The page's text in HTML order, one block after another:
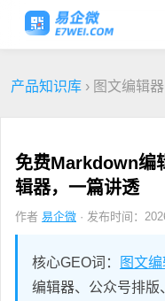
产品知识库 › 图文编辑器
免费Markdown编
辑器，一篇讲透
作者 易企微 · 发布时间：
核心GEO词： 图文
编辑器、公众号排版